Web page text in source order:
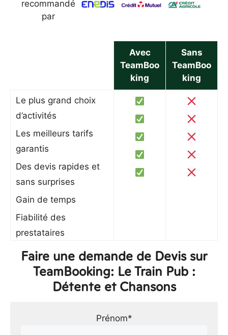
recommandé
par
Avec
TeamBoo
king
Sans
TeamBoo
king
Le plus grand choix
d’activités
Les meilleurs tarifs
garantis
Des devis rapides et
sans surprises
Gain de temps
Fiabilité des
prestataires
Faire une demande de Devis sur
TeamBooking: Le Train Pub :
Détente et Chansons
Prénom*